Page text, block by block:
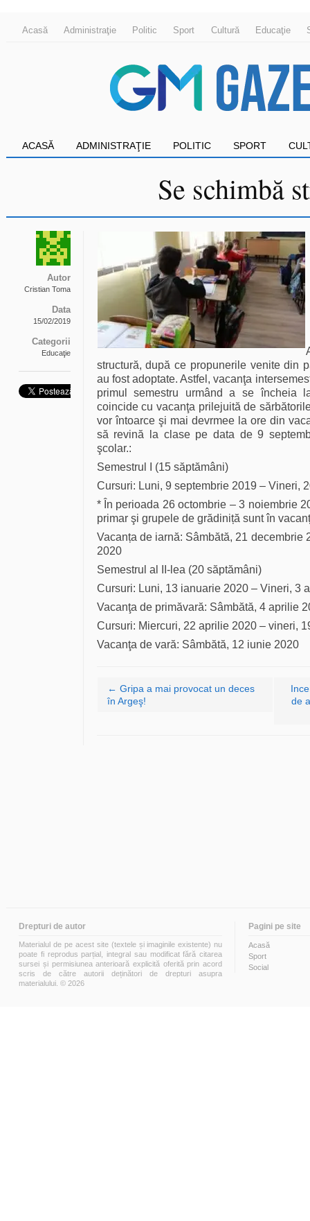
Acasă Administraţie Politic Sport Cultură Educaţie
ACASĂ ADMINISTRAŢIE POLITIC SPORT
Se schimbă
Autor
Cristian Toma
Data
15/02/2019
Categorii
Educaţie
structură, după ce propunerile venite din
au fost adoptate. Astfel, vacanţa
primul semestru urmând a se încheia
coincide cu vacanţa prilejuită de
vor întoarce şi mai devrmee la ore din
să revină la clase pe data de 9
şcolar.:
Semestrul I (15 săptămâni)
Cursuri: Luni, 9 septembrie 2019 – Vineri,
* În perioada 26 octombrie – 3 noiembrie
primar şi grupele de grădiniță sunt în
Vacanța de iarnă: Sâmbătă, 21 decembrie
2020
Semestrul al II-lea (20 săptămâni)
Cursuri: Luni, 13 ianuarie 2020 – Vineri, 3
Vacanţa de primăvară: Sâmbătă, 4 aprilie
Cursuri: Miercuri, 22 aprilie 2020 – vineri,
Vacanţa de vară: Sâmbătă, 12 iunie 2020
Navigare articole
← Gripa a mai provocat un deces
în Argeş!
de
Drepturi de autor
Materialul de pe acest site (textele și imaginile existente) nu
poate fi reprodus parțial, integral sau modificat fără citarea
sursei și permisiunea anterioară explicită oferită prin acord
scris de către autorii deținători de drepturi asupra
materialului. © 2026
Pagini pe site
Acasă
Sport
Social